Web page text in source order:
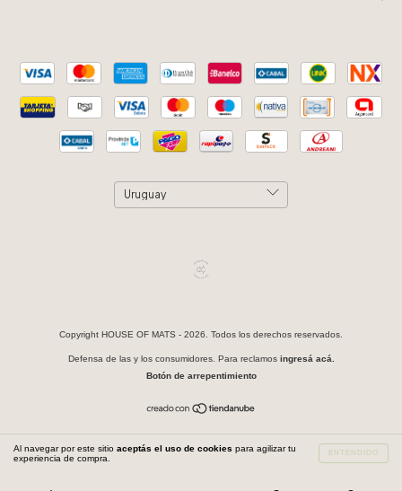
Al navegar por este sitio aceptás el uso de cookies para agilizar tu
experiencia de compra.
ENTENDIDO
Copyright HOUSE OF MATS - 2026. Todos los derechos reservados.
Defensa de las y los consumidores. Para reclamos ingresá acá.
Botón de arrepentimiento